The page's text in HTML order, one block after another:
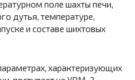
поле шахты печи,
дутья, температуре,
и составе шихтовых
характеризующих